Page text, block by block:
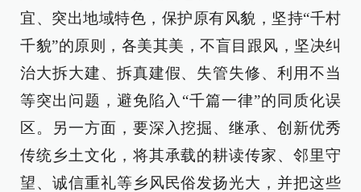
宜、突出地域特色，保护原有风貌，坚持“千村
千貌”的原则，各美其美，不盲目跟风，坚决纠
治大拆大建、拆真建假、失管失修、利用不当
等突出问题，避免陷入“千篇一律”的同质化误
区。另一方面，要深入挖掘、继承、创新优秀
传统乡土文化，将其承载的耕读传家、邻里守
望、诚信重礼等乡风民俗发扬光大，并把这些